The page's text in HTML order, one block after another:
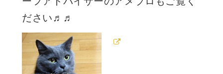
ださい♬♬